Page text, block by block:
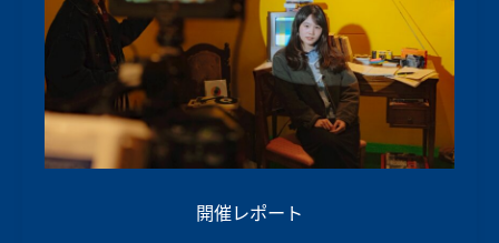
開催レポート